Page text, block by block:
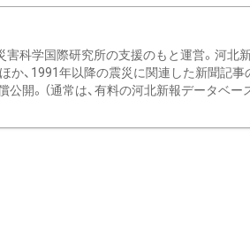
科学国際研究所の支援のもと運営。河北
か、1991年以降の震災に関連した新聞記事
開。（通常は、有料の河北新報データベー